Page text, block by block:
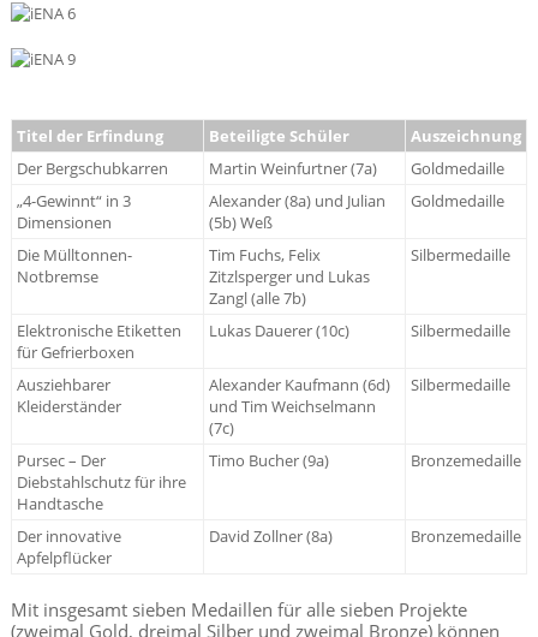
Titel der Erfindung Beteiligte Schüler
Auszeichnung
Der Bergschubkarren
Martin Weinfurtner (7a)
Goldmedaille
„4-Gewinnt“ in 3
Dimensionen
Alexander (8a) und Julian
(5b) Weß
Goldmedaille
Die Mülltonnen-
Notbremse
Tim Fuchs, Felix
Zitzlsperger und Lukas
Zangl (alle 7b)
Silbermedaille
Elektronische Etiketten
für Gefrierboxen
Lukas Dauerer (10c) Silbermedaille
Ausziehbarer
Kleiderständer
Alexander Kaufmann (6d)
und Tim Weichselmann
(7c)
Silbermedaille
Pursec – Der
Diebstahlschutz für ihre
Handtasche
Timo Bucher (9a) Bronzemedaille
Der innovative
Apfelpflücker
David Zollner (8a) Bronzemedaille
Mit insgesamt sieben Medaillen für alle sieben Projekte
(zweimal Gold, dreimal Silber und zweimal Bronze) können